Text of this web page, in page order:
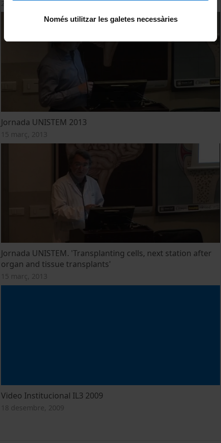
Només utilitzar les galetes necessàries
29 setembre, 2014
Jornada UNISTEM 2013
15 març, 2013
Jornada UNISTEM. 'Transplanting cells, next station after
organ and tissue transplants'
15 març, 2013
Video Institucional IL3 2009
18 desembre, 2009